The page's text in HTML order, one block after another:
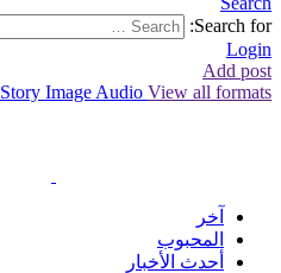
Search for:
Login
Add post
Story Image Audio View all formats
آخر
المحبوب
أحدث الأخبار